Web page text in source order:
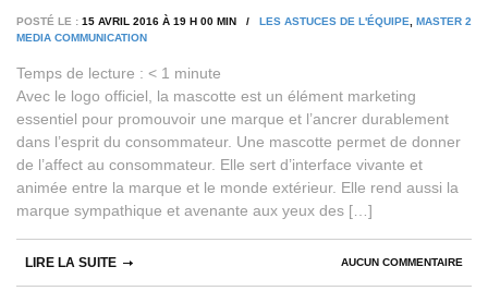
POSTÉ LE : 15 AVRIL 2016 À 19 H 00 MIN / LES ASTUCES DE L'ÉQUIPE
MASTER 2
MEDIA COMMUNICATION
Temps de lecture : < 1 minute
Avec le logo officiel, la mascotte est un élément marketing
essentiel pour promouvoir une marque et l’ancrer durablement
dans l’esprit du consommateur. Une mascotte permet de donner
de l’affect au consommateur. Elle sert d’interface vivante et
animée entre la marque et le monde extérieur. Elle rend aussi la
marque sympathique et avenante aux yeux des […]
AUCUN COMMENTAIRE
LIRE LA SUITE